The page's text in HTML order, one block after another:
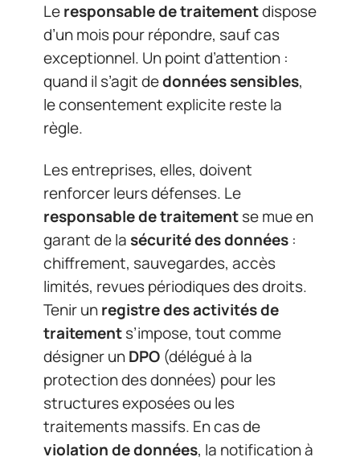
Leresponsable de traitementdispose
d’un mois pour répondre, sauf cas
exceptionnel. Un point d’attention :
quand il s’agit dedonnées sensibles,
le consentement explicite reste la
règle.
Les entreprises, elles, doivent
renforcer leurs défenses. Le
responsable de traitementse mue en
garant de la sécurité des données :
chiffrement, sauvegardes, accès
limités, revues périodiques des droits.
Tenir unregistre des activités de
traitements’impose, tout comme
désigner unDPO (délégué à la
protection des données) pour les
structures exposées ou les
traitements massifs. En cas de
violation de données, la notification à